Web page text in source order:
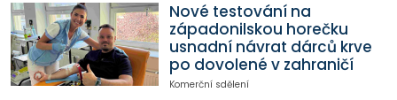
Nové testování na
západonilskou horečku
usnadní návrat dárců krve
po dovolené v zahraničí
Komerční sdělení